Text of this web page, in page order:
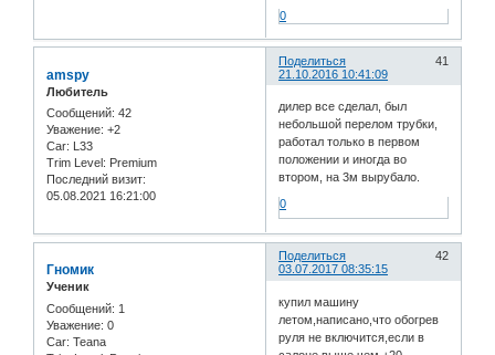
0
Поделиться
41
21.10.2016 10:41:09
amspy
Любитель
Сообщений: 42
Уважение: +2
Car: L33
Trim Level: Premium
Последний визит:
05.08.2021 16:21:00
дилер все сделал, был
небольшой перелом трубки,
работал только в первом
положении и иногда во
втором, на 3м вырубало.
0
Поделиться
42
03.07.2017 08:35:15
Гномик
Ученик
Сообщений: 1
Уважение: 0
Car: Teana
купил машину
летом,написано,что обогрев
руля не включится,если в